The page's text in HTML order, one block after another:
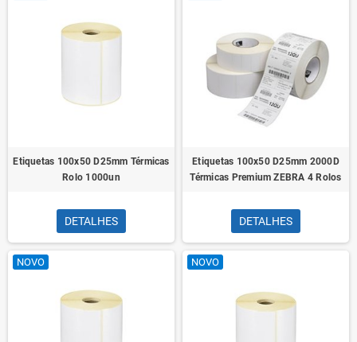
Etiquetas 100x50 D25mm Térmicas
Rolo 1000un
DETALHES
Etiquetas 100x50 D25mm 2000D
Térmicas Premium ZEBRA 4 Rolos
DETALHES
NOVO NOVO